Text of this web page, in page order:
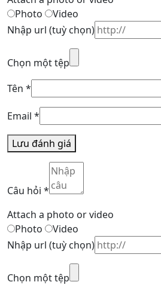
Photo
Video
Nhập url (tuỳ chọn)
Chọn một tệp
Tên *
Email *
Lưu đánh giá
Câu hỏi *
Attach a photo or video
Photo
Video
Nhập url (tuỳ chọn)
Chọn một tệp